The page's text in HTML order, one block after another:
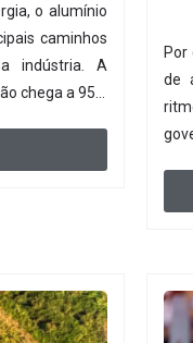
o alumínio
caminhos
indústria. A
chega a 95%
limpo, no
de
Por
de